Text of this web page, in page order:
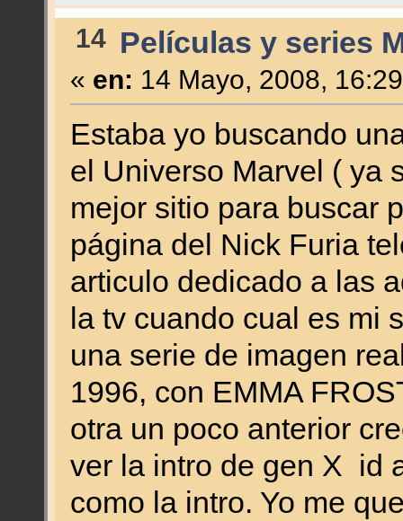
14 Películas y series
« en: 14 Mayo, 2008,
Estaba yo buscando
el Universo Marvel ( ya
mejor sitio para buscar
página del Nick Furia
articulo dedicado a las
la tv cuando cual es mi
una serie de imagen
1996, con EMMA
otra un poco anterior
ver la intro de gen X id
como la intro. Yo me